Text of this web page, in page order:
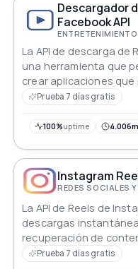
Descargador
Facebook API
La API de descarga de
una herramienta que
crear aplicaciones
Reels de Facebook sin
descargar sus Reels y
plataformas.
Prueba 7 días gratis
100%uptime
Instagram
REDES SOCIALES
La API de Reels de
descargas
recuperación de
Prueba 7 días gratis